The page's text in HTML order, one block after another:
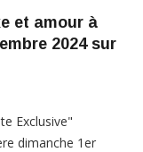
et amour à
2024 sur
Exclusive"
dimanche 1er